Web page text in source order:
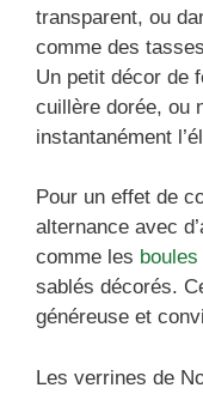
transparent, ou
comme des
Un petit décor de
cuillère dorée, ou
instantanément
Pour un effet de
alternance avec
comme les
sablés décorés.
généreuse et
Les verrines de